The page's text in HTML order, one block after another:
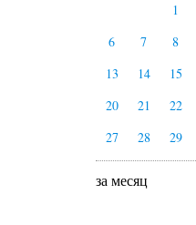
1
6
7 8
13
14 15
20
21 22
27
28 29
за месяц